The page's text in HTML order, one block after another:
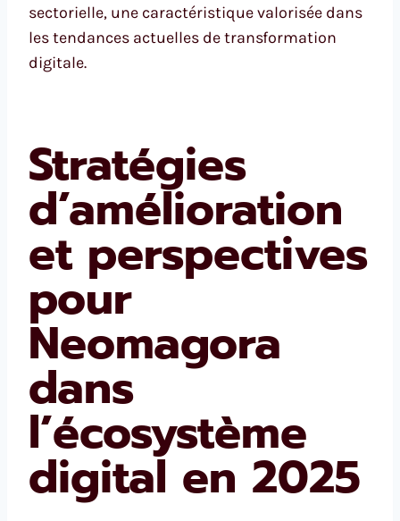
sectorielle, une caractéristique valorisée dans
les tendances actuelles de transformation
digitale.
Stratégies
d’amélioration
et perspectives
pour
Neomagora
dans
l’écosystème
digital en 2025